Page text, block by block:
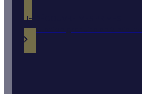
JE DÉCOUVRE MES PRIMES
Simulation gratuite en 2 minutes